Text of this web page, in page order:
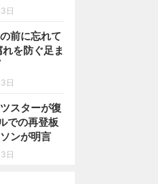
日
前に忘れて
を防ぐ足ま
日
スターが復
での再登板
ンが明言
日